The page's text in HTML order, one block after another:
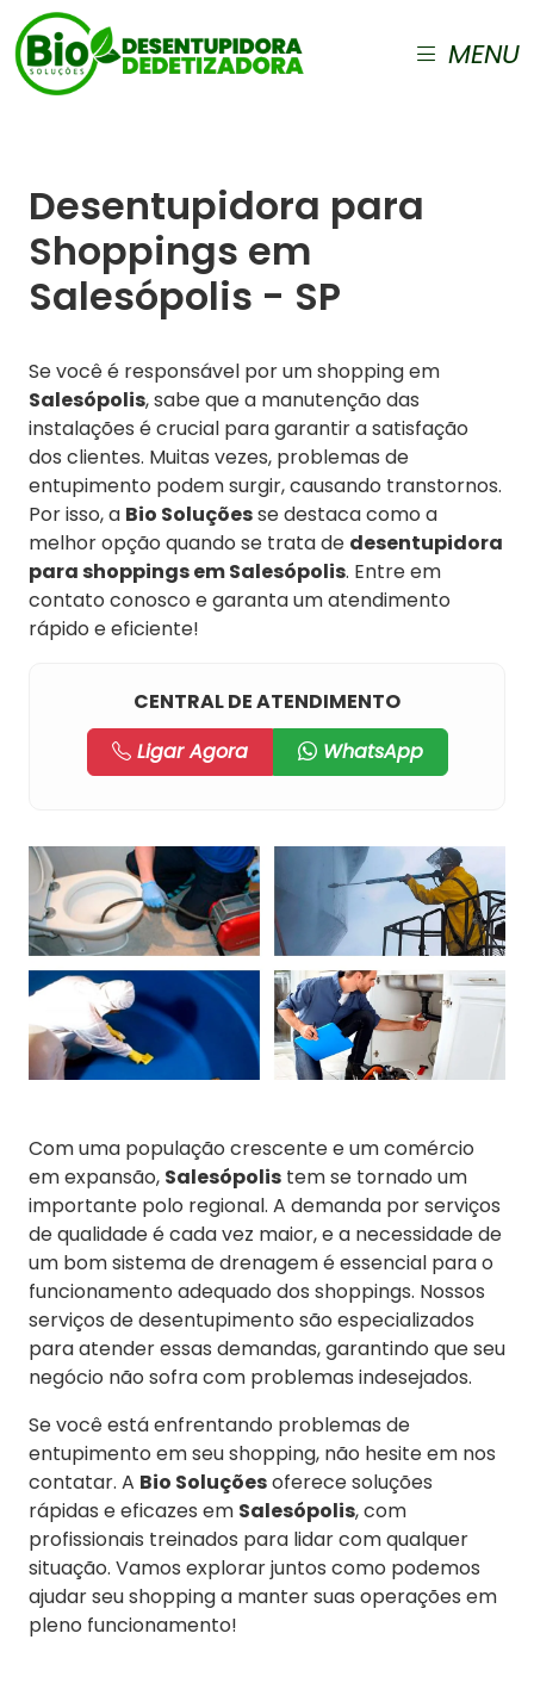
MENU
Desentupidora para
Shoppings em
Salesópolis - SP
Se você é responsável por um shopping em
Salesópolis, sabe que a manutenção das
instalações é crucial para garantir a satisfação
dos clientes. Muitas vezes, problemas de
entupimento podem surgir, causando transtornos.
Por isso, a Bio Soluçõesse destaca como a
melhor opção quando se trata de desentupidora
para shoppings em Salesópolis. Entre em
contato conosco e garanta um atendimento
rápido e eficiente!
CENTRAL DE ATENDIMENTO
Ligar Agora
WhatsApp
Com uma população crescente e um comércio
em expansão, Salesópolis tem se tornado um
importante polo regional. A demanda por serviços
de qualidade é cada vez maior, e a necessidade de
um bom sistema de drenagem é essencial para o
funcionamento adequado dos shoppings. Nossos
serviços de desentupimento são especializados
para atender essas demandas, garantindo que seu
negócio não sofra com problemas indesejados.
Se você está enfrentando problemas de
entupimento em seu shopping, não hesite em nos
contatar. A Bio Soluçõesoferece soluções
rápidas e eficazes em Salesópolis, com
profissionais treinados para lidar com qualquer
situação. Vamos explorar juntos como podemos
ajudar seu shopping a manter suas operações em
pleno funcionamento!